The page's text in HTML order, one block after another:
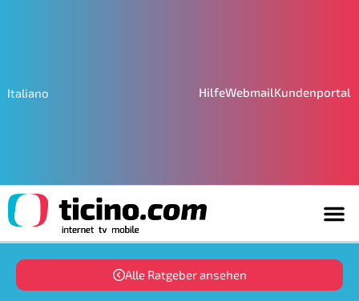
Italiano HilfeWebmailKundenportal
Alle Ratgeber ansehen